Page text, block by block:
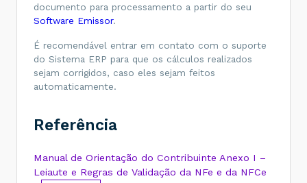
documento para processamento a partir do seu
Software Emissor.
É recomendável entrar em contato com o suporte
do Sistema ERP para que os cálculos realizados
sejam corrigidos, caso eles sejam feitos
automaticamente.
Referência
Manual de Orientação do Contribuinte Anexo I –
Leiaute e Regras de Validação da NFe e da NFCe